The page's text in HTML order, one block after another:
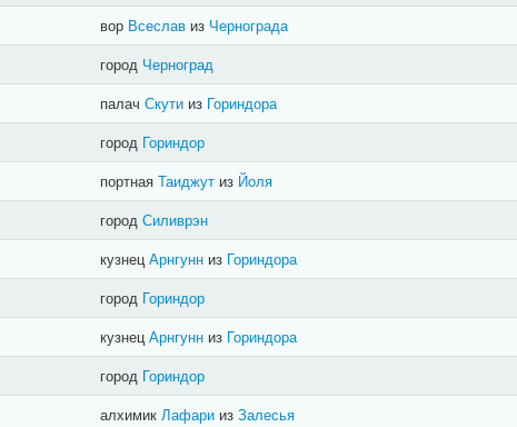
вор Всеславиз Чернограда
город Черноград
палач Скутииз Гориндора
город Гориндор
портная Таиджутиз Йоля
город Силиврэн
кузнец Арнгунниз Гориндора
город Гориндор
кузнец Арнгунниз Гориндора
город Гориндор
алхимик Лафарииз Залесья